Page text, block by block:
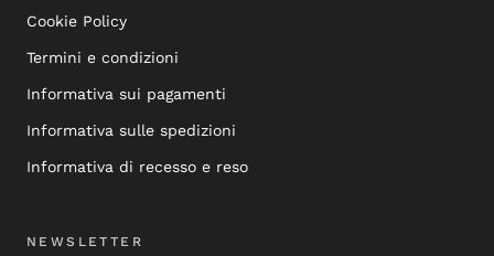
Cookie Policy
Termini e condizioni
Informativa sui pagamenti
Informativa sulle spedizioni
Informativa di recesso e reso
NEWSLETTER